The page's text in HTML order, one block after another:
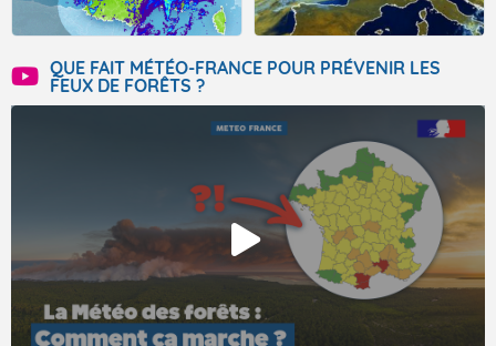
QUE FAIT MÉTÉO-FRANCE POUR PRÉVENIR LES
FEUX DE FORÊTS ?